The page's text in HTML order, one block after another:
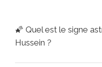
🌠 Quel est le signe
Hussein ?